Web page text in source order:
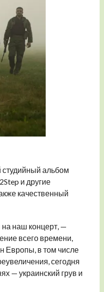
студийный альбом
и другие
качественный
наш концерт, —
всего времени,
Европы, в том числе
сегодня
— украинский грув и